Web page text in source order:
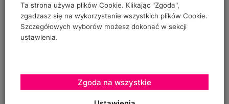
OSTATNIE KOMENTARZE
Krystyna
Na szczepionym wiązie zaczęły wyrastać dzikie pędy w
bardzo dużej ilości. Co z nimi należy
Ta strona używa plików Cookie. Klikając "Zgoda",
zgadzasz się na wykorzystanie wszystkich plików Cookie.
Szczegółowych wyborów możesz dokonać w sekcji
ustawienia.
Zgoda na wszystkie